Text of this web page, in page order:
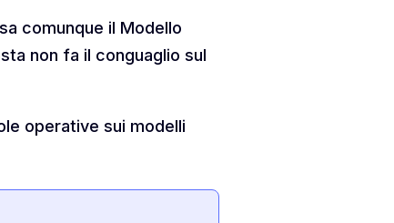
comunque il Modello
non fa il conguaglio sul
operative sui modelli